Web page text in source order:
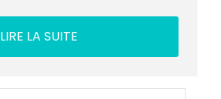
LIRE LA SUITE